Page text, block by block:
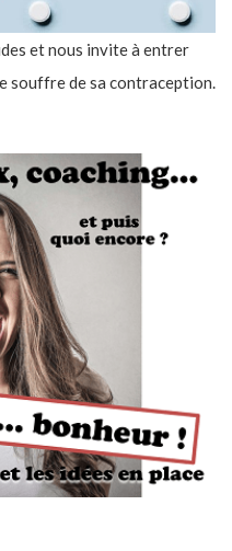
et nous invite à entrer
souffre de sa contraception.